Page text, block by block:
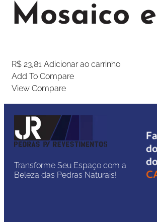
Mosaico
R$ 23,81 Adicionar ao carrinho
Add To Compare
View Compare
Transforme Seu Espaço com a
Beleza das Pedras Naturais!